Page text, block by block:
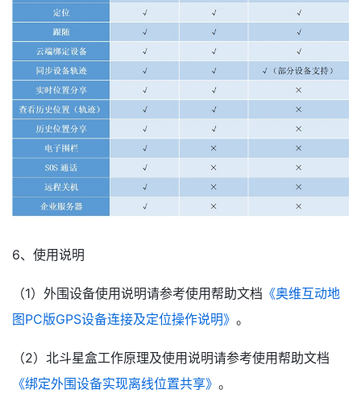
6、使用说明
（1）外围设备使用说明请参考使用帮助文档 《奥维互动地
图PC版GPS设备连接及定位操作说明》 。
（2）北斗星盒工作原理及使用说明请参考使用帮助文档
《绑定外围设备实现离线位置共享》 。